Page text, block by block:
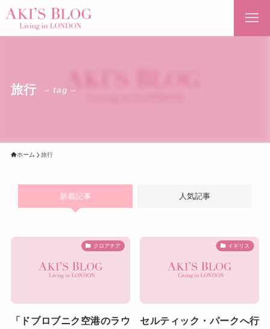
旅行 – tag –
ホーム 旅行
新着記事 人気記事
クロアチア
「ドブロブニク空港のラウ
イギリス
セルティック・パークへ行